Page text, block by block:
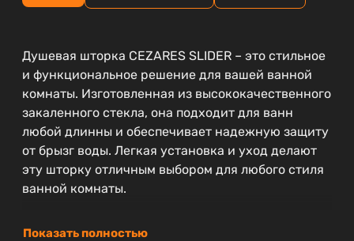
Душевая шторка CEZARES SLIDER – это стильное
и функциональное решение для вашей ванной
комнаты. Изготовленная из высококачественного
закаленного стекла, она подходит для ванн
любой длинны и обеспечивает надежную защиту
от брызг воды. Легкая установка и уход делают
эту шторку отличным выбором для любого стиля
ванной комнаты.
Показать полностью